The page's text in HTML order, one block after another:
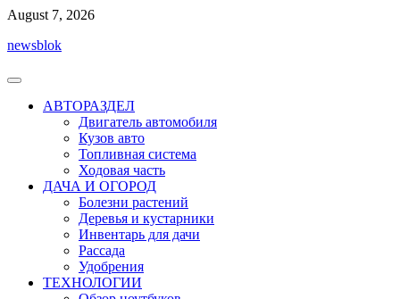
Перейти
содержимому
August 7, 2026
newsblok
АВТОРАЗДЕЛ
Двигатель автомобиля
Кузов авто
Топливная система
Ходовая часть
ДАЧА И ОГОРОД
Болезни растений
Деревья и кустарники
Инвентарь для дачи
Рассада
Удобрения
ТЕХНОЛОГИИ